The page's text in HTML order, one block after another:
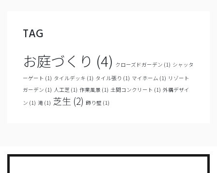
TAG
お庭づくり (4) クローズドガーデン (1) シャッタ
ーゲート (1) タイルデッキ (1) タイル張り (1) マイホーム (1) リゾート
ガーデン (1) 人工芝 (1) 作業風景 (1) 土間コンクリート (1) 外構デザイ
ン (1) 滝 (1) 芝生 (2) 飾り壁 (1)